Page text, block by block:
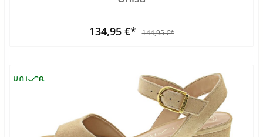
134,95 €* 144,95 €*